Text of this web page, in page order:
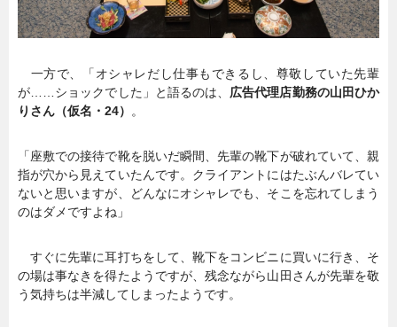
一方で、「オシャレだし仕事もできるし、尊敬していた先輩
が……ショックでした」と語るのは、 広告代理店勤務の山田ひか
りさん（仮名・24）
。
「座敷での接待で靴を脱いだ瞬間、先輩の靴下が破れていて、親
指が穴から見えていたんです。クライアントにはたぶんバレてい
ないと思いますが、どんなにオシャレでも、そこを忘れてしまう
のはダメですよね」
すぐに先輩に耳打ちをして、靴下をコンビニに買いに行き、そ
の場は事なきを得たようですが、残念ながら山田さんが先輩を敬
う気持ちは半減してしまったようです。